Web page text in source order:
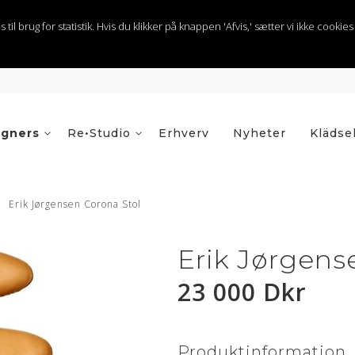
brug for statistik. Hvis du klikker på knappen 'Afvis,' sætter vi ikke
Re•Studio Nyheter Klädsel
Erhverv
Erik Jørgensen Corona Stol
Erik
23 000 Dkr